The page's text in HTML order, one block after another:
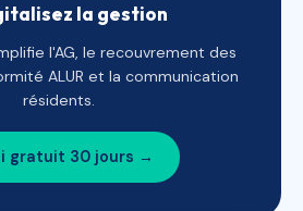
la gestion
l'AG, le recouvrement des
ALUR et la communication
résidents.
gratuit 30 jours →